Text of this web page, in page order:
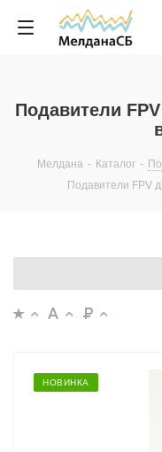
Подавители
Мелдана - Каталог -
Подавители FPV
НОВИНКА